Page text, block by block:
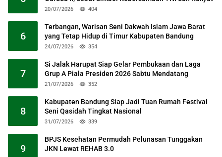
20/07/2026 404
6
Terbangan, Warisan Seni Dakwah Islam Jawa Barat
yang Tetap Hidup di Timur Kabupaten Bandung
24/07/2026 354
7
Si Jalak Harupat Siap Gelar Pembukaan dan Laga
Grup A Piala Presiden 2026 Sabtu Mendatang
21/07/2026 352
8
Kabupaten Bandung Siap Jadi Tuan Rumah Festival
Seni Qasidah Tingkat Nasional
31/07/2026 339
9
BPJS Kesehatan Permudah Pelunasan Tunggakan
JKN Lewat REHAB 3.0